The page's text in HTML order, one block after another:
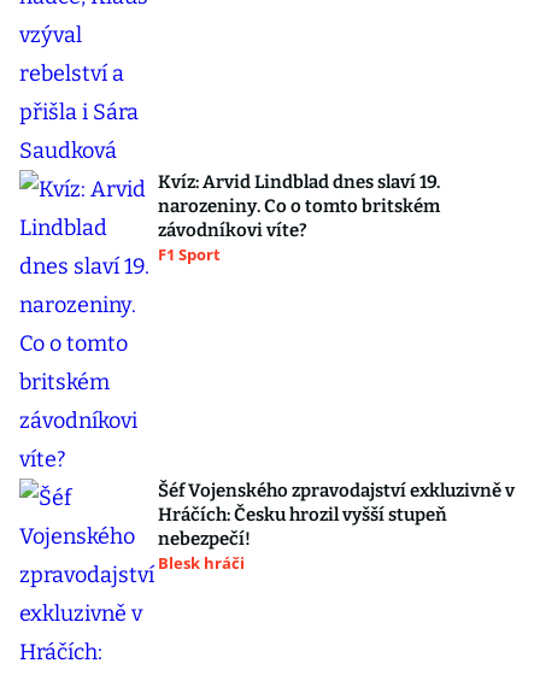
Kvíz: Arvid Lindblad dnes slaví 19.
narozeniny. Co o tomto britském
závodníkovi víte?
F1 Sport
Šéf Vojenského zpravodajství exkluzivně v
Hráčích: Česku hrozil vyšší stupeň
nebezpečí!
Blesk hráči